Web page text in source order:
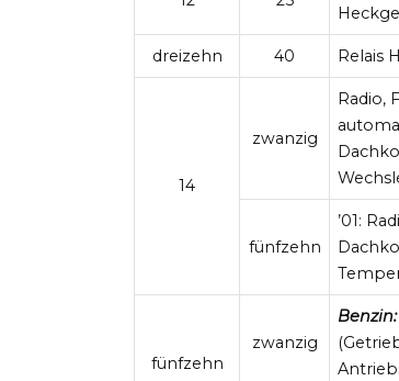
dreizehn 40 Relais
14
zwanzig
Radio,
fünfzehn
’01:
fünfzehn
zwanzig
Benzin: